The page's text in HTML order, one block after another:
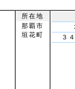
所在地
那覇市
垣花町
３